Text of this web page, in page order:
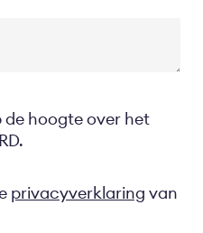
de hoogte over het
privacyverklaring van